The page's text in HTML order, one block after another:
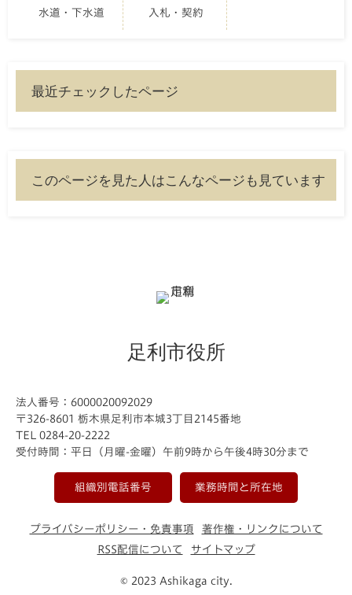
水道・下水道 入札・契約
最近チェックしたページ
このページを見た人はこんなページも見ています
足利市役所
法人番号：6000020092029
〒326-8601 栃木県足利市本城3丁目2145番地
TEL 0284-20-2222
受付時間：平日（月曜-金曜）午前9時から午後4時30分まで
組織別電話番号 業務時間と所在地
プライバシーポリシー・免責事項
著作権・リンクについて
RSS配信について
サイトマップ
© 2023 Ashikaga city.